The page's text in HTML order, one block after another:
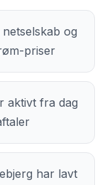
og
priser
aktivt fra dag
har lavt